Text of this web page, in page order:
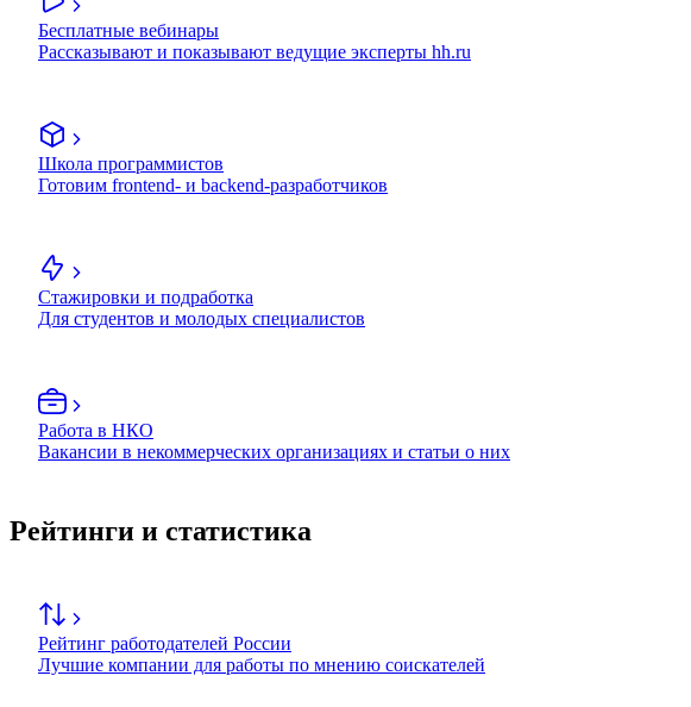
Бесплатные вебинары
Рассказывают и показывают ведущие эксперты hh.ru
Школа программистов
Готовим frontend- и backend-разработчиков
Стажировки и подработка
Для студентов и молодых специалистов
Работа в НКО
Вакансии в некоммерческих организациях и статьи о них
Рейтинги и статистика
Рейтинг работодателей России
Лучшие компании для работы по мнению соискателей